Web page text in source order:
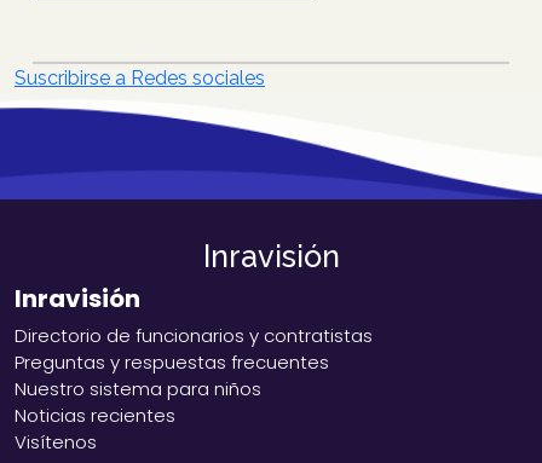
Suscribirse a Redes sociales
Inravisión
Inravisión
Directorio de funcionarios y contratistas
Preguntas y respuestas frecuentes
Nuestro sistema para niños
Noticias recientes
Visítenos